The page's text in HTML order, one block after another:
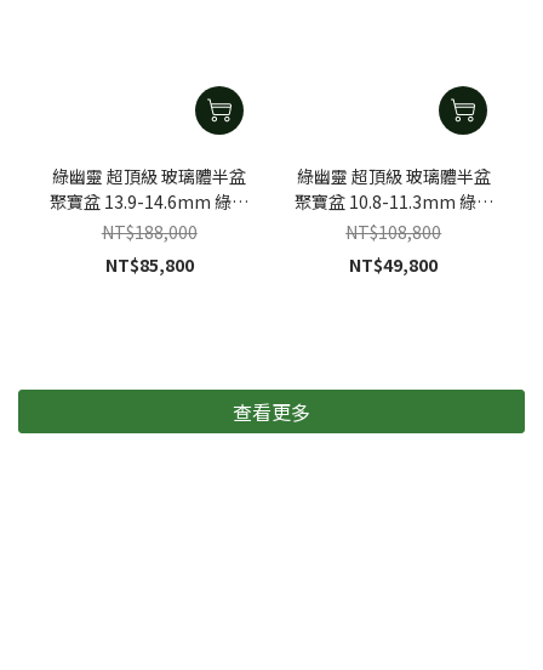
綠幽靈 超頂級 玻璃體半盆
聚寶盆 13.9-14.6mm 綠幽
靈手珠
NT$188,000
NT$85,800
綠幽靈 超頂級 玻璃體半盆
聚寶盆 10.8-11.3mm 綠幽
靈手珠
NT$108,800
NT$49,800
查看更多